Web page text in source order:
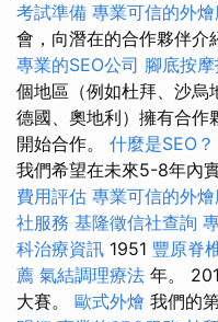
考試準備 專業可信的外
會，向潛在的合作夥伴介
專業的SEO公司 腳底按
個地區（例如杜拜、沙烏
德國、奧地利）擁有合作
開始合作。 什麼是SEO？
我們希望在未來5-8年內
費用評估 專業可信的外
社服務 基隆徵信社查詢
科治療資訊 1951 豐原脊
薦 氣結調理療法 年。
大賽。 歐式外燴 我們的